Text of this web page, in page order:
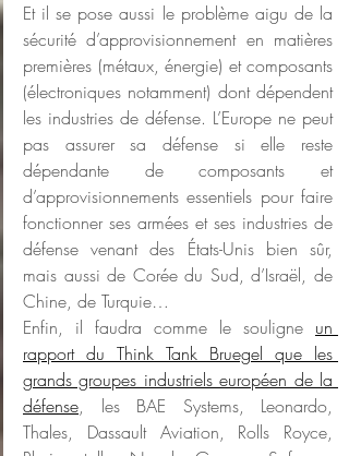
Et il se pose aussi le problème aigu de la
sécurité d’approvisionnement en matières
premières (métaux, énergie) et composants
(électroniques notamment) dont dépendent
les industries de défense. L’Europe ne peut
pas assurer sa défense si elle reste
dépendante de composants et
d’approvisionnements essentiels pour faire
fonctionner ses armées et ses industries de
défense venant des États-Unis bien sûr,
mais aussi de Corée du Sud, d’Israël, de
Chine, de Turquie…
Enfin, il faudra comme le souligne un
rapport du Think Tank Bruegel que les
grands groupes industriels européen de la
défense, les BAE Systems, Leonardo,
Thales, Dassault Aviation, Rolls Royce,